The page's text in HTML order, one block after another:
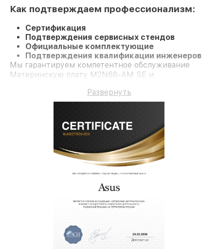
Как подтверждаем профессионализм:
Сертификация
Подтверждения сервисных стендов
Официальные комплектующие
Подтверждения квалификации инженеров
Мы гарантируем компетентное обслуживание
Материнскую плату M2N68-AM SE и
Развернуть